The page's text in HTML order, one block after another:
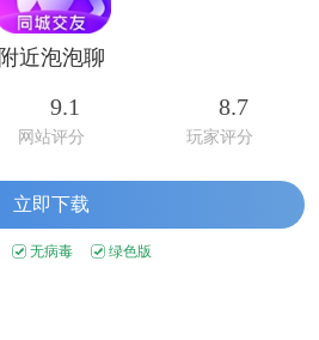
附近泡泡聊
9.1
网站评分
8.7
玩家评分
立即下载
无病毒 绿色版